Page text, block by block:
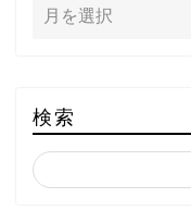
検索